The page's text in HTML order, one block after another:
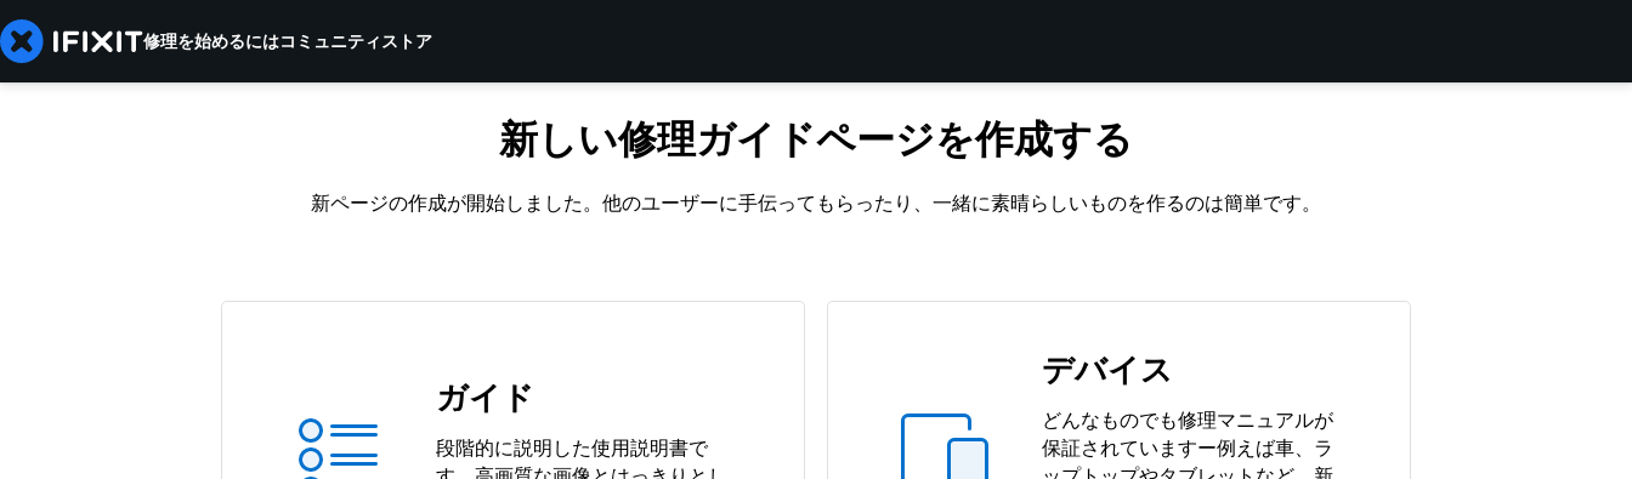
修理を始めるにはコミュニティストア
新しい修理ガイドページを作成する
新ページの作成が開始しました。他のユーザーに手伝ってもらったり、一緒に素晴らしいものを作るのは簡単です。
ガイド
段階的に説明した使用説明書で
デバイス
どんなものでも修理マニュアルが
保証されていますー例えば車、ラ